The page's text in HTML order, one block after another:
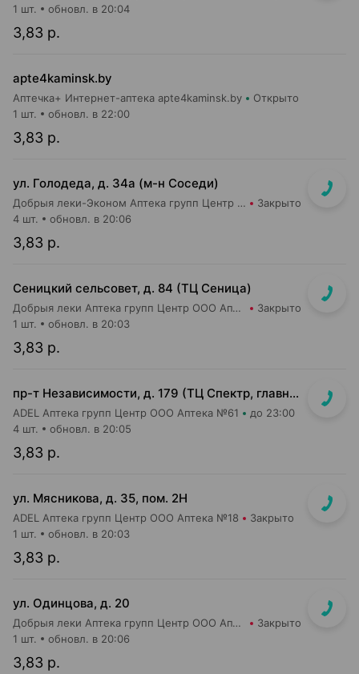
3,83 р.
1 шт. обновл. в 20:04
apte4kaminsk.by
Аптечка+ Интернет-аптека apte4kaminsk.by Открыто
3,83 р.
1 шт. обновл. в 22:00
ул. Голодеда, д. 34а (м-н Соседи)
Добрыя леки-Эконом Аптека групп Центр ООО Аптека №81 Закрыто
3,83 р.
4 шт. обновл. в 20:06
Сеницкий сельсовет, д. 84 (ТЦ Сеница)
Добрыя леки Аптека групп Центр ООО Аптека №111 Закрыто
3,83 р.
1 шт. обновл. в 20:03
пр-т Независимости, д. 179 (ТЦ Спектр, главный вход, 1 этаж)
ADEL Аптека групп Центр ООО Аптека №61 до 23:00
3,83 р.
4 шт. обновл. в 20:05
ул. Мясникова, д. 35, пом. 2Н
ADEL Аптека групп Центр ООО Аптека №18 Закрыто
3,83 р.
1 шт. обновл. в 20:03
ул. Одинцова, д. 20
Добрыя леки Аптека групп Центр ООО Аптека №75 Закрыто
3,83 р.
1 шт. обновл. в 20:06